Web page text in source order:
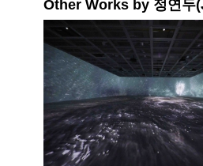
Other Works by 정연두